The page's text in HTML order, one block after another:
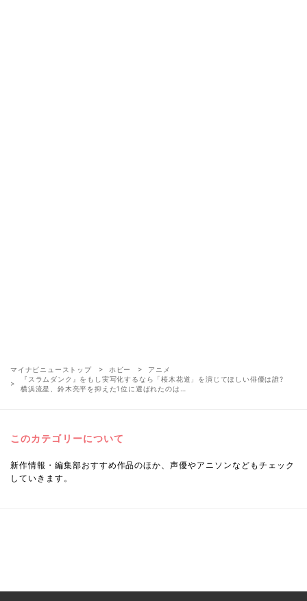
マイナビニューストップ ホビー
アニメ
『スラムダンク』をもし実写化するなら「桜木花道」を演じてほしい俳優は誰?
横浜流星、鈴木亮平を抑えた1位に選ばれたのは…
このカテゴリーについて
新作情報・編集部おすすめ作品のほか、声優やアニソンなどもチェック
していきます。